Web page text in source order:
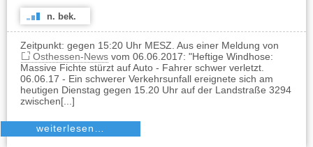
n. bek.
Zeitpunkt: gegen 15:20 Uhr MESZ. Aus einer Meldung von
Osthessen-Newsvom 06.06.2017: "Heftige Windhose:
Massive Fichte stürzt auf Auto - Fahrer schwer verletzt.
06.06.17 - Ein schwerer Verkehrsunfall ereignete sich am
heutigen Dienstag gegen 15.20 Uhr auf der Landstraße 3294
zwischen[...]
weiterlesen…